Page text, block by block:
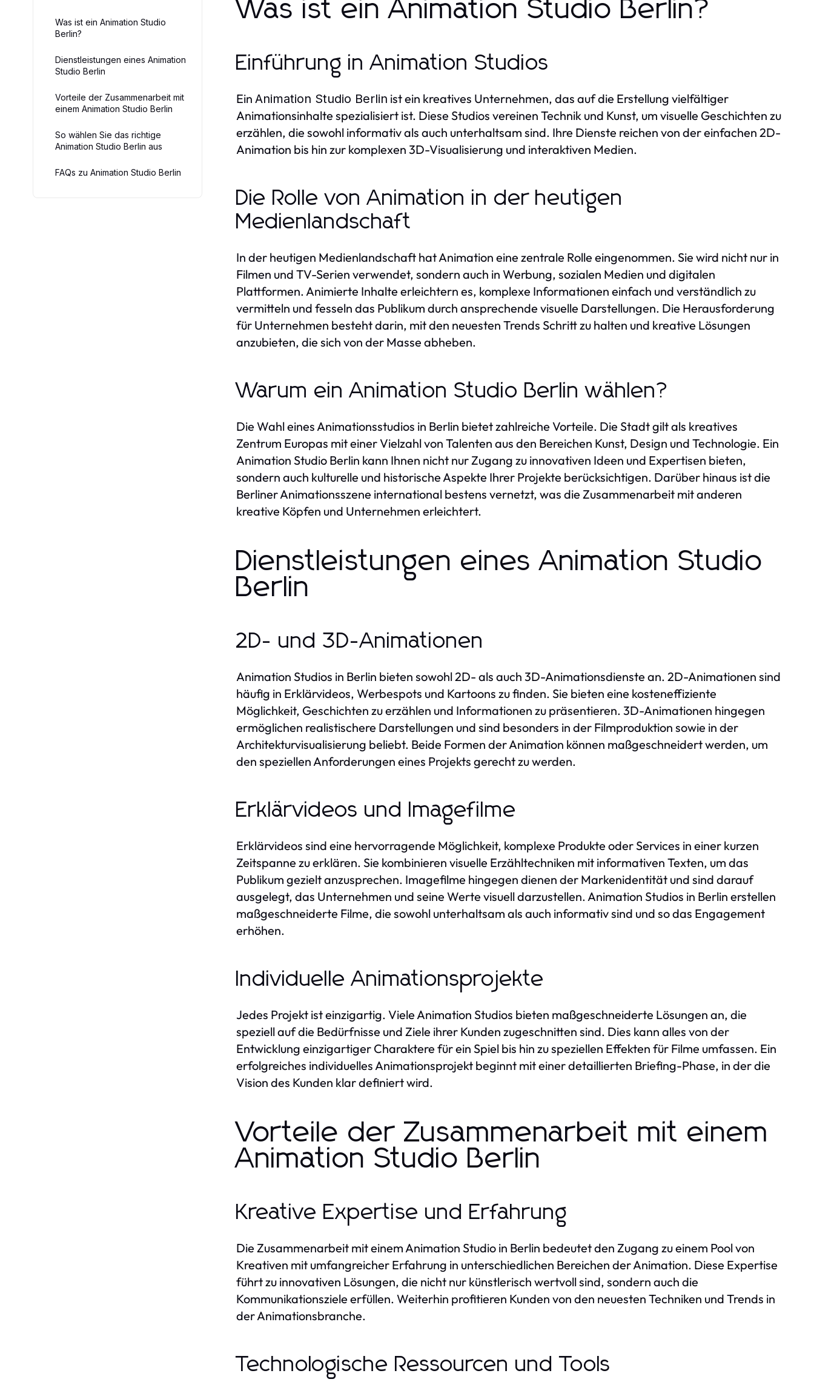
Was ist ein Animation Studio
Berlin?
Dienstleistungen eines Animation
Studio Berlin
Vorteile der Zusammenarbeit mit
einem Animation Studio Berlin
So wählen Sie das richtige
Animation Studio Berlin aus
FAQs zu Animation Studio Berlin
Was ist ein Animation Studio Berlin?
Einführung in Animation Studios
Ein Animation Studio Berlin ist ein kreatives Unternehmen, das auf die Erstellung vielfältiger
Animationsinhalte spezialisiert ist. Diese Studios vereinen Technik und Kunst, um visuelle Geschichten zu
erzählen, die sowohl informativ als auch unterhaltsam sind. Ihre Dienste reichen von der einfachen 2D-
Animation bis hin zur komplexen 3D-Visualisierung und interaktiven Medien.
Die Rolle von Animation in der heutigen
Medienlandschaft
In der heutigen Medienlandschaft hat Animation eine zentrale Rolle eingenommen. Sie wird nicht nur in
Filmen und TV-Serien verwendet, sondern auch in Werbung, sozialen Medien und digitalen
Plattformen. Animierte Inhalte erleichtern es, komplexe Informationen einfach und verständlich zu
vermitteln und fesseln das Publikum durch ansprechende visuelle Darstellungen. Die Herausforderung
für Unternehmen besteht darin, mit den neuesten Trends Schritt zu halten und kreative Lösungen
anzubieten, die sich von der Masse abheben.
Warum ein Animation Studio Berlin wählen?
Die Wahl eines Animationsstudios in Berlin bietet zahlreiche Vorteile. Die Stadt gilt als kreatives
Zentrum Europas mit einer Vielzahl von Talenten aus den Bereichen Kunst, Design und Technologie. Ein
Animation Studio Berlin kann Ihnen nicht nur Zugang zu innovativen Ideen und Expertisen bieten,
sondern auch kulturelle und historische Aspekte Ihrer Projekte berücksichtigen. Darüber hinaus ist die
Berliner Animationsszene international bestens vernetzt, was die Zusammenarbeit mit anderen
kreative Köpfen und Unternehmen erleichtert.
Dienstleistungen eines Animation Studio
Berlin
2D- und 3D-Animationen
Animation Studios in Berlin bieten sowohl 2D- als auch 3D-Animationsdienste an. 2D-Animationen sind
häufig in Erklärvideos, Werbespots und Kartoons zu finden. Sie bieten eine kosteneffiziente
Möglichkeit, Geschichten zu erzählen und Informationen zu präsentieren. 3D-Animationen hingegen
ermöglichen realistischere Darstellungen und sind besonders in der Filmproduktion sowie in der
Architekturvisualisierung beliebt. Beide Formen der Animation können maßgeschneidert werden, um
den speziellen Anforderungen eines Projekts gerecht zu werden.
Erklärvideos und Imagefilme
Erklärvideos sind eine hervorragende Möglichkeit, komplexe Produkte oder Services in einer kurzen
Zeitspanne zu erklären. Sie kombinieren visuelle Erzähltechniken mit informativen Texten, um das
Publikum gezielt anzusprechen. Imagefilme hingegen dienen der Markenidentität und sind darauf
ausgelegt, das Unternehmen und seine Werte visuell darzustellen. Animation Studios in Berlin erstellen
maßgeschneiderte Filme, die sowohl unterhaltsam als auch informativ sind und so das Engagement
erhöhen.
Individuelle Animationsprojekte
Jedes Projekt ist einzigartig. Viele Animation Studios bieten maßgeschneiderte Lösungen an, die
speziell auf die Bedürfnisse und Ziele ihrer Kunden zugeschnitten sind. Dies kann alles von der
Entwicklung einzigartiger Charaktere für ein Spiel bis hin zu speziellen Effekten für Filme umfassen. Ein
erfolgreiches individuelles Animationsprojekt beginnt mit einer detaillierten Briefing-Phase, in der die
Vision des Kunden klar definiert wird.
Vorteile der Zusammenarbeit mit einem
Animation Studio Berlin
Kreative Expertise und Erfahrung
Die Zusammenarbeit mit einem Animation Studio in Berlin bedeutet den Zugang zu einem Pool von
Kreativen mit umfangreicher Erfahrung in unterschiedlichen Bereichen der Animation. Diese Expertise
führt zu innovativen Lösungen, die nicht nur künstlerisch wertvoll sind, sondern auch die
Kommunikationsziele erfüllen. Weiterhin profitieren Kunden von den neuesten Techniken und Trends in
der Animationsbranche.
Technologische Ressourcen und Tools